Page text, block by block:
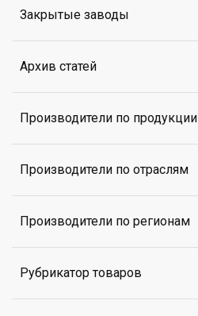
Закрытые заводы
Архив статей
Производители по продукции
Производители по отраслям
Производители по регионам
Рубрикатор товаров